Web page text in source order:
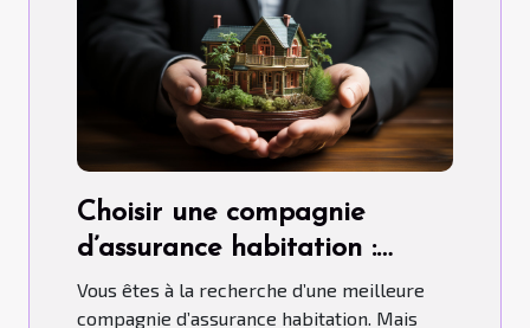
Choisir une compagnie
d’assurance habitation :
comment s’y prendre ?
Vous êtes à la recherche d’une meilleure
compagnie d’assurance habitation. Mais